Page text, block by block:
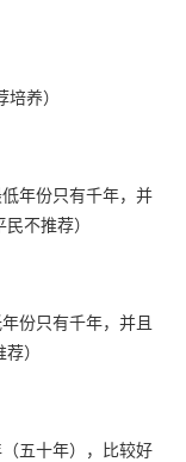
养）
年份只有千年，并
不推荐）
份只有千年，并且
）
五十年），比较好